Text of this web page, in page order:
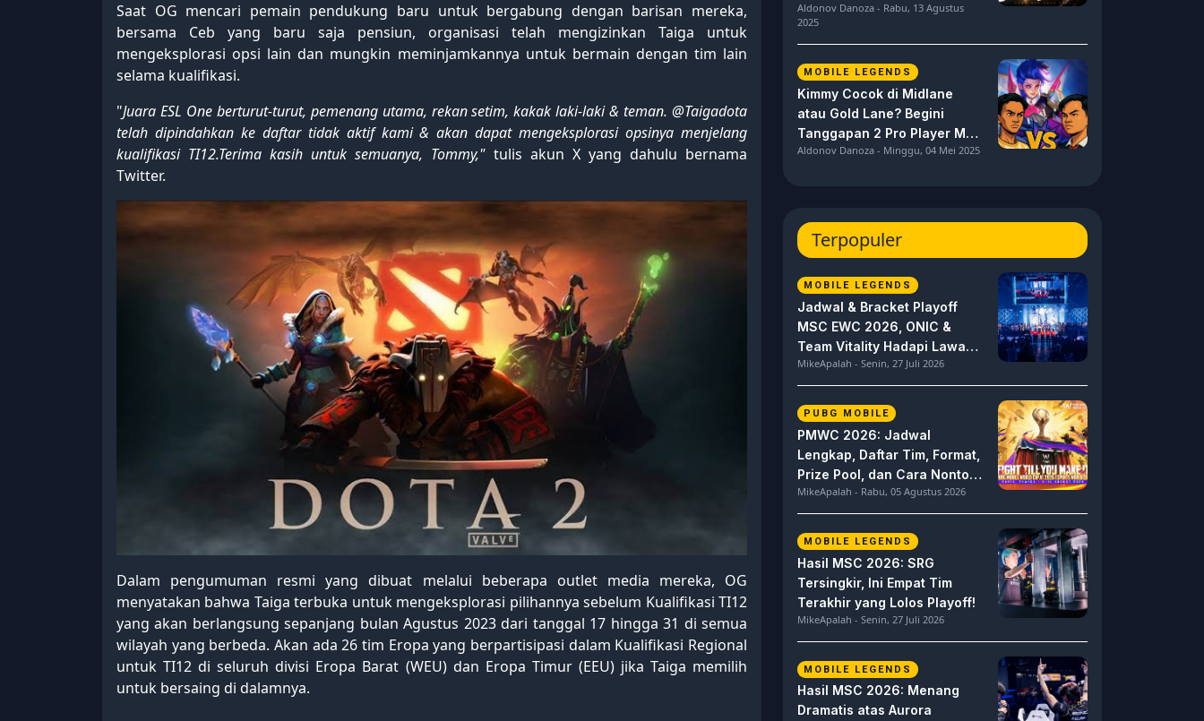
Saat OG mencari pemain pendukung baru untuk bergabung dengan barisan mereka,
bersama Ceb yang baru saja pensiun, organisasi telah mengizinkan Taiga untuk
mengeksplorasi opsi lain dan mungkin meminjamkannya untuk bermain dengan tim lain
selama kualifikasi.
"Juara ESL One berturut-turut, pemenang utama, rekan setim, kakak laki-laki & teman. @Taigadota
telah dipindahkan ke daftar tidak aktif kami & akan dapat mengeksplorasi opsinya menjelang
kualifikasi TI12.Terima kasih untuk semuanya, Tommy,"tulis akun X yang dahulu bernama
Twitter.
Dalam pengumuman resmi yang dibuat melalui beberapa outlet media mereka, OG
menyatakan bahwa Taiga terbuka untuk mengeksplorasi pilihannya sebelum Kualifikasi TI12
yang akan berlangsung sepanjang bulan Agustus 2023 dari tanggal 17 hingga 31 di semua
wilayah yang berbeda. Akan ada 26 tim Eropa yang berpartisipasi dalam Kualifikasi Regional
untuk TI12 di seluruh divisi Eropa Barat (WEU) dan Eropa Timur (EEU) jika Taiga memilih
untuk bersaing di dalamnya.
Dominasi
Aldonov Danoza - Rabu, 13 Agustus
2025
MOBILE LEGENDS
Kimmy Cocok di Midlane
atau Gold Lane? Begini
Tanggapan 2 Pro Player MPL
ID S15 ini
Aldonov Danoza - Minggu, 04 Mei 2025
Terpopuler
MOBILE LEGENDS
Jadwal & Bracket Playoff
MSC EWC 2026, ONIC &
Team Vitality Hadapi Lawan
Berat
MikeApalah - Senin, 27 Juli 2026
PUBG MOBILE
PMWC 2026: Jadwal
Lengkap, Daftar Tim, Format,
Prize Pool, dan Cara Nonton
PUBG MOBILE World Cup
MikeApalah - Rabu, 05 Agustus 2026
MOBILE LEGENDS
Hasil MSC 2026: SRG
Tersingkir, Ini Empat Tim
Terakhir yang Lolos Playoff!
MikeApalah - Senin, 27 Juli 2026
MOBILE LEGENDS
Hasil MSC 2026: Menang
Dramatis atas Aurora